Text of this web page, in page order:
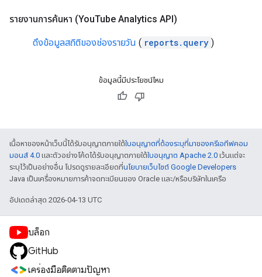
รายงานการค้นหา (YouTube Analytics API)
ดึงข้อมูลสถิติของช่องรายวัน ( reports.query )
ข้อมูลนี้มีประโยชน์ไหม
เนื้อหาของหน้าเว็บนี้ได้รับอนุญาตภายใต้ใบอนุญาตที่ต้องระบุที่มาของครีเอทีฟคอม
มอนส์ 4.0 และตัวอย่างโค้ดได้รับอนุญาตภายใต้ใบอนุญาต Apache 2.0 เว้นแต่จะ
ระบุไว้เป็นอย่างอื่น โปรดดูรายละเอียดที่นโยบายเว็บไซต์ Google Developers
Java เป็นเครื่องหมายการค้าจดทะเบียนของ Oracle และ/หรือบริษัทในเครือ
อัปเดตล่าสุด 2026-04-13 UTC
บล็อก
GitHub
เครื่องมือติดตามปัญหา